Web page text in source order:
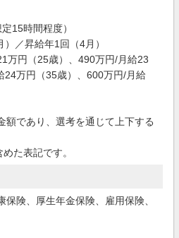
15時間程度）
／昇給年1回（4月）
万円（25歳）、490万円/月給23
万円（35歳）、600万円/月給
額であり、選考を通じて上下する
た表記です。
険、厚生年金保険、雇用保険、